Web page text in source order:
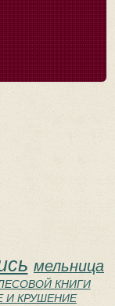
мельница
КНИГИ
И КРУШЕНИЕ